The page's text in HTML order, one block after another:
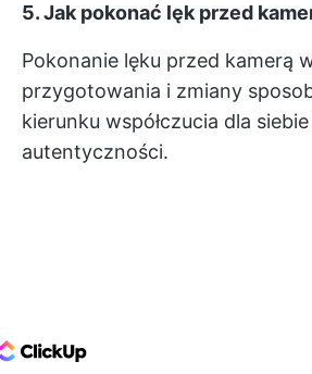
5. Jak pokonać lęk przed
Pokonanie lęku przed kamerą
przygotowania i zmiany
kierunku współczucia dla siebie
autentyczności.
Logo